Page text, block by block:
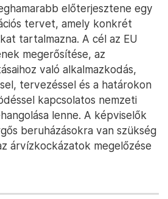
előterjesztene egy
tervet, amely konkrét
tartalmazna. A cél az EU
megerősítése, az
való alkalmazkodás,
tervezéssel és a határokon
kapcsolatos nemzeti
lenne. A képviselők
beruházásokra van szükség
árvízkockázatok megelőzése